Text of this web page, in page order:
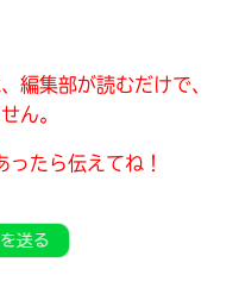
本を飛び出して
みんなとおしゃべり
編集部が読むだけで、
ん。
たら伝えてね！